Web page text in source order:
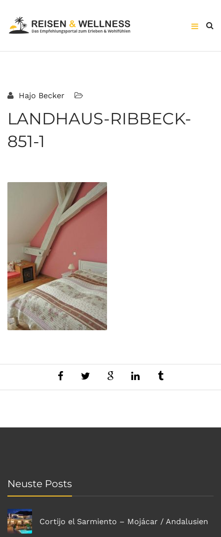
Hajo Becker
LANDHAUS-RIBBECK-
851-1
Neuste Posts
Cortijo el Sarmiento – Mojácar / Andalusien